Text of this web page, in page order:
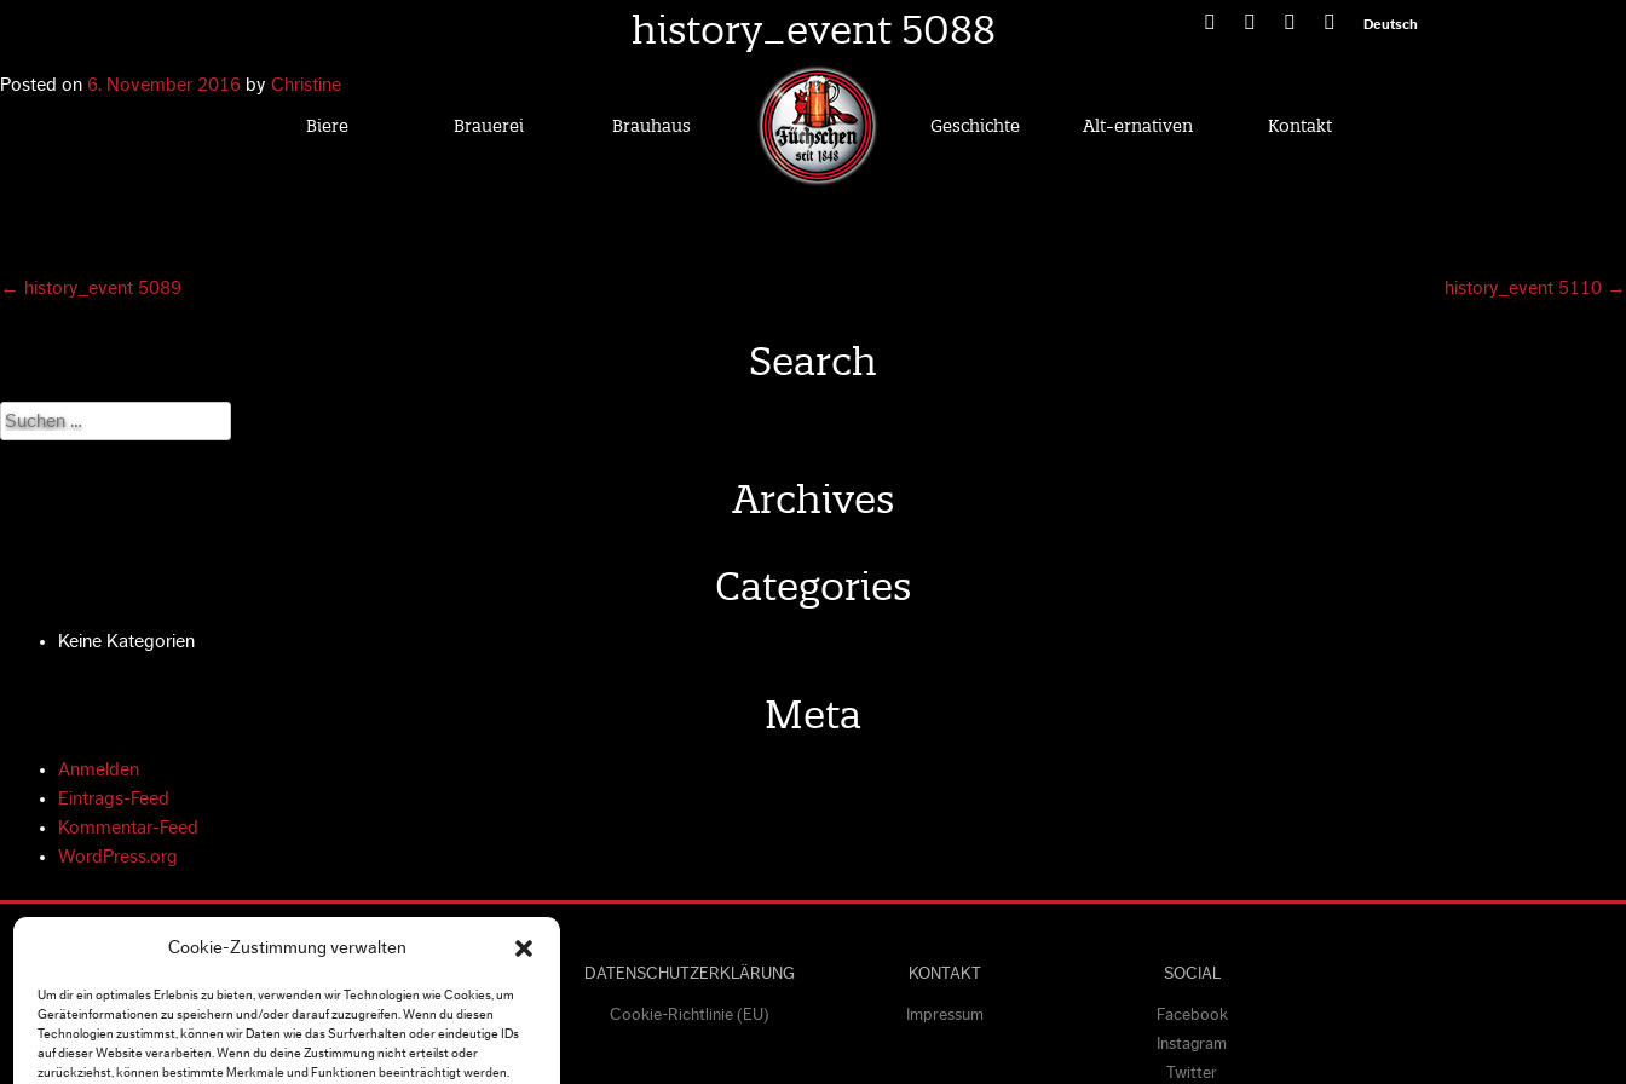
Cookie-Zustimmung verwalten
Um dir ein optimales Erlebnis zu bieten, verwenden wir Technologien wie Cookies, um
Geräteinformationen zu speichern und/oder darauf zuzugreifen. Wenn du diesen
Technologien zustimmst, können wir Daten wie das Surfverhalten oder eindeutige IDs
auf dieser Website verarbeiten. Wenn du deine Zustimmung nicht erteilst oder
zurückziehst, können bestimmte Merkmale und Funktionen beeinträchtigt werden.
Deutsch
Biere Brauerei Brauhaus Geschichte Alt-ernativen Kontakt
history_event 5088
Posted on 6. November 2016 by Christine
Post
← history_event 5089 history_event 5110 →
Search
Suchen
nach:
Archives
Categories
Keine Kategorien
Meta
Anmelden
Eintrags-Feed
Kommentar-Feed
WordPress.org
Vertrieb
Unternehmen
Presse & Medien
DATENSCHUTZERKLÄRUNG
Cookie-Richtlinie (EU)
KONTAKT
Impressum
SOCIAL
Facebook
Instagram
Twitter